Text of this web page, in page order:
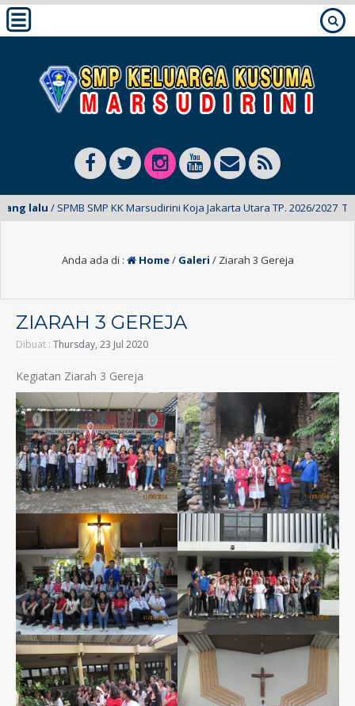
lalu/ SPMB SMP KK Marsudirini Koja Jakarta Utara TP. 2026/2027 Telah
Anda ada di : Home/ Galeri / Ziarah 3 Gereja
ZIARAH 3 GEREJA
Dibuat : Thursday, 23 Jul 2020
Kegiatan Ziarah 3 Gereja